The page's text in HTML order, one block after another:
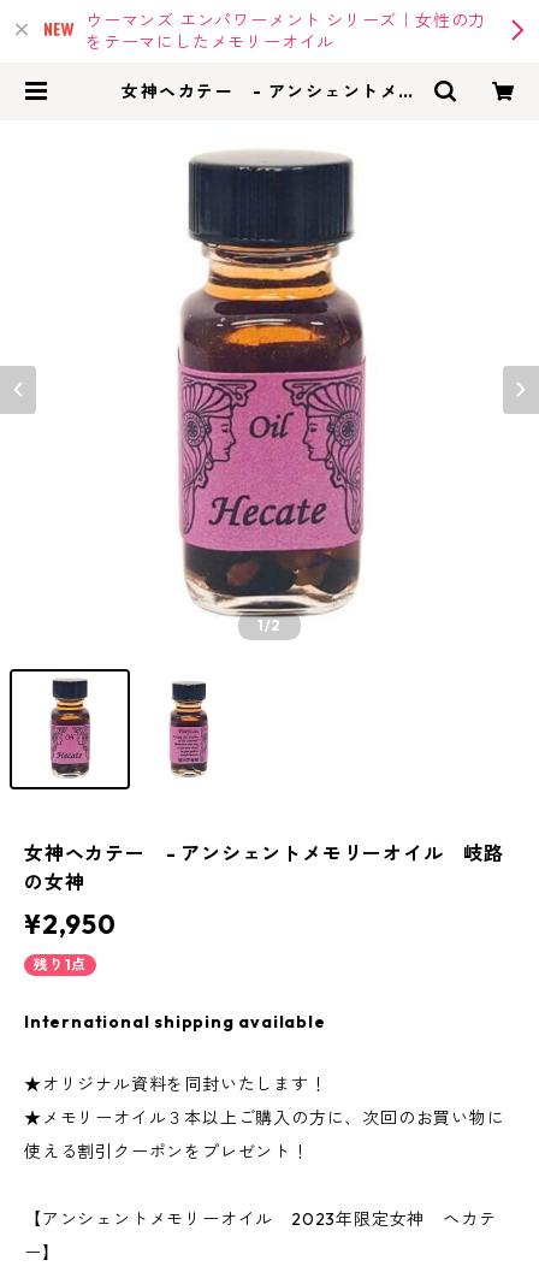
ウーマンズ エンパワーメント シリーズ｜女性の力
をテーマにしたメモリーオイル
女神ヘカテー - アンシェントメモ
メモリーオイルの専門店
1/2
女神ヘカテー - アンシェントメモリーオイル 岐路
の女神
¥2,950
残り1点
International shipping available
★オリジナル資料を同封いたします！
★メモリーオイル３本以上ご購入の方に、次回のお買い物に
使える割引クーポンをプレゼント！
【アンシェントメモリーオイル 2023年限定女神 ヘカテ
ー】